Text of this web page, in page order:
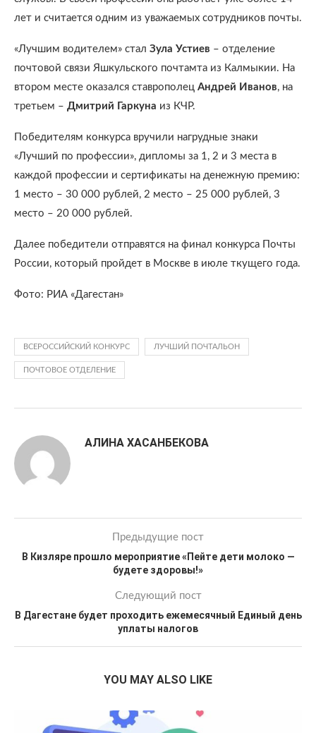
лет и считается одним из уважаемых сотрудников почты.
«Лучшим водителем» стал Зула Устиев – отделение
почтовой связи Яшкульского почтамта из Калмыкии. На
втором месте оказался ставрополец Андрей Иванов, на
третьем – Дмитрий Гаркуна из КЧР.
Победителям конкурса вручили нагрудные знаки
«Лучший по профессии», дипломы за 1, 2 и 3 места в
каждой профессии и сертификаты на денежную премию:
1 место – 30 000 рублей, 2 место – 25 000 рублей, 3
место – 20 000 рублей.
Далее победители отправятся на финал конкурса Почты
России, который пройдет в Москве в июле ткущего года.
Фото: РИА «Дагестан»
ВСЕРОССИЙСКИЙ КОНКУРС ЛУЧШИЙ ПОЧТАЛЬОН
ПОЧТОВОЕ ОТДЕЛЕНИЕ
АЛИНА ХАСАНБЕКОВА
Предыдущие пост
В Кизляре прошло мероприятие «Пейте дети молоко —
будете здоровы!»
Следующий пост
В Дагестане будет проходить ежемесячный Единый день
уплаты налогов
YOU MAY ALSO LIKE